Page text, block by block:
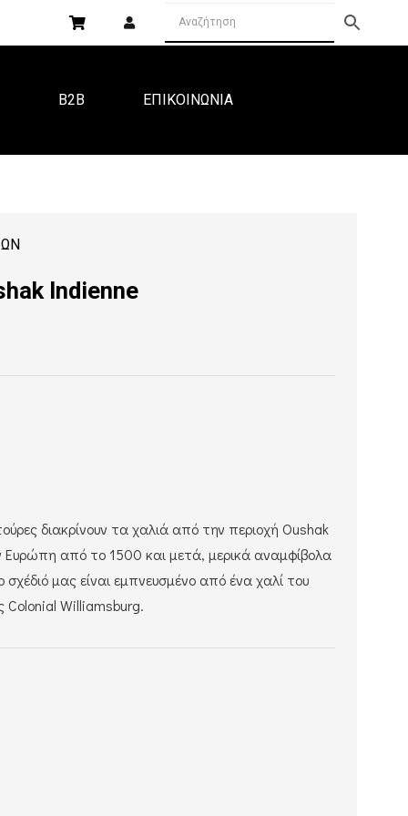
B2B ΕΠΙΚΟΙΝΩΝΙΑ
Indienne
διακρίνουν τα χαλιά από την περιοχή Oushak
Ευρώπη από το 1500 και μετά, μερικά αναμφίβολα
σχέδιό μας είναι εμπνευσμένο από ένα χαλί του
Colonial Williamsburg.